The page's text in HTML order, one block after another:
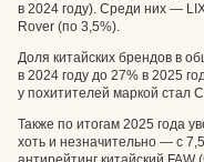
в 2024 году). Среди них —
Rover (по 3,5%).
Доля китайских брендов в
в 2024 году до 27% в 2025
у похитителей маркой стал
Также по итогам 2025 года
хоть и незначительно — с